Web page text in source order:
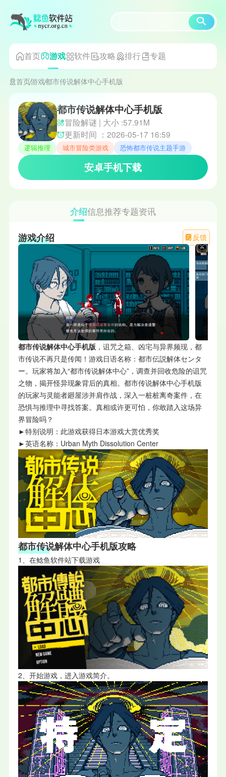
首页 游戏 软件 攻略 排行 专题
首页游戏都市传说解体中心手机版
都市传说解体中心手机版
冒险解谜 | 大小 :57.91M
更新时间 ：2026-05-17 16:59
逻辑推理 城市冒险类游戏 恐怖都市传说主题手游
安卓手机下载
介绍信息推荐专题资讯
反馈
游戏介绍
都市传说解体中心手机版 ，诅咒之箱、凶宅与异界频现，都
市传说不再只是传闻！游戏日语名称：都市伝説解体センタ
ー。玩家将加入“都市传说解体中心”，调查并回收危险的诅咒
之物，揭开怪异现象背后的真相。都市传说解体中心手机版
的玩家与灵能者廻屋涉并肩作战，深入一桩桩离奇案件，在
恐惧与推理中寻找答案。真相或许更可怕，你敢踏入这场异
界冒险吗？
►特别说明：此游戏获得日本游戏大赏优秀奖
►英语名称：Urban Myth Dissolution Center
都市传说解体中心手机版攻略
1、在鲶鱼软件站下载游戏
2、开始游戏，进入游戏简介。